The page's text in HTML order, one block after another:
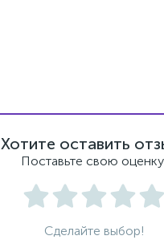
Хотите оставить
Поставьте свою
Сделайте выбор!